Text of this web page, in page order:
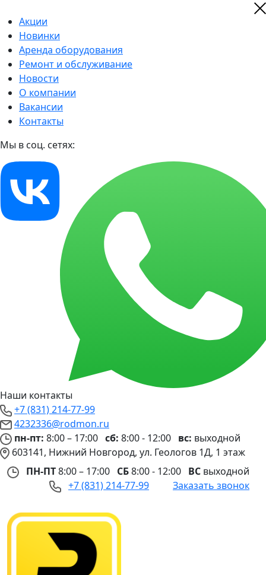
Акции
Новинки
Аренда оборудования
Ремонт и обслуживание
Новости
О компании
Вакансии
Контакты
Мы в соц. сетях:
Наши контакты
+7 (831) 214-77-99
4232336@rodmon.ru
пн-пт: 8:00 – 17:00 сб: 8:00 - 12:00 вс: выходной
603141, Нижний Новгород, ул. Геологов 1Д, 1 этаж
ПН-ПТ8:00 – 17:00 СБ8:00 - 12:00 ВС выходной
+7 (831) 214-77-99
Заказать звонок